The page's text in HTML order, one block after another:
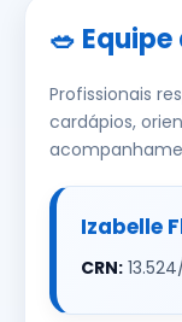
🥗
Profissionais
cardápios,
Izabelle
CRN: